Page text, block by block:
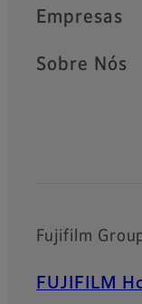
Empresas
Sobre Nós
Official
Fujifilm
FUJIFILM